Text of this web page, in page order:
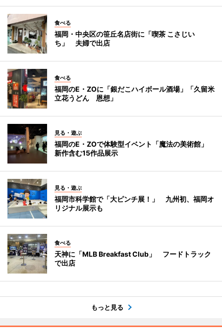
食べる
福岡・中央区の笹丘名店街に「喫茶 こさじい
ち」 夫婦で出店
食べる
福岡のE・ZOに「銀だこハイボール酒場」「久留米
立花うどん 恩想」
見る・遊ぶ
福岡のE・ZOで体験型イベント「魔法の美術館」
新作含む15作品展示
見る・遊ぶ
福岡市科学館で「大ピンチ展！」 九州初、福岡オ
リジナル展示も
食べる
天神に「MLB Breakfast Club」 フードトラック
で出店
もっと見る